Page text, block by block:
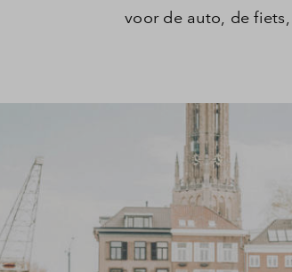
voor de auto, de